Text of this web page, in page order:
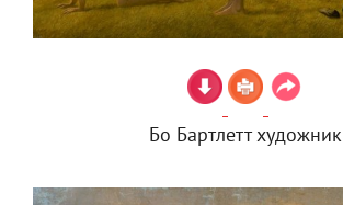
Бо Бартлетт художник